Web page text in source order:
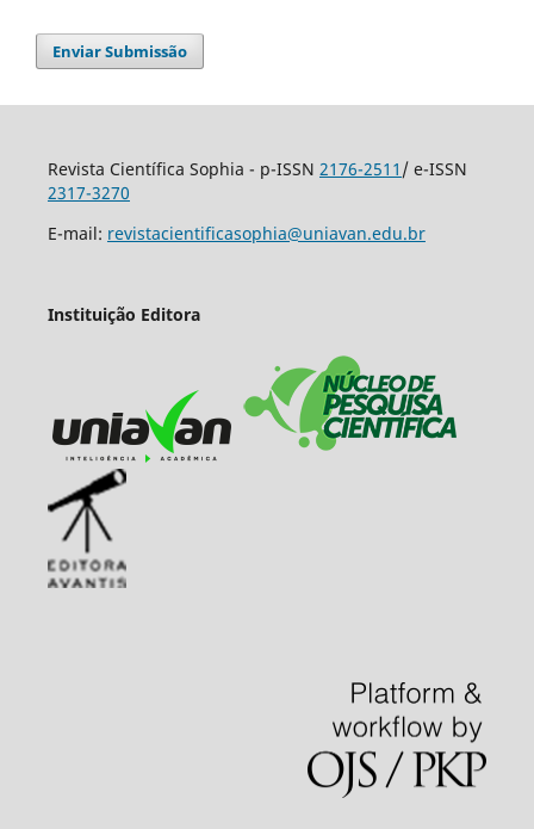
Enviar Submissão
Revista Científica Sophia - p-ISSN 2176-2511 / e-ISSN
2317-3270
E-mail: revistacientificasophia@uniavan.edu.br
Instituição Editora